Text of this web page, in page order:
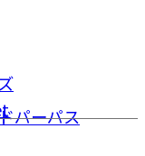
パーパス